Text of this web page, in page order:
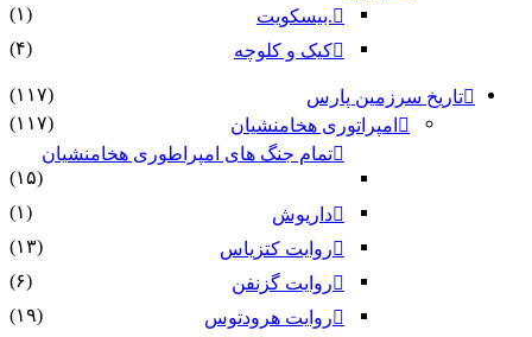
.بیسکویت
(۱)
کیک و کلوچه
(۴)
تاریخ سرزمین پارس
(۱۱۷)
امپراتوری هخامنشیان
(۱۱۷)
تمام جنگ های امپراطوری هخامنشیان
(۱۵)
داریوش
(۱)
روایت کتزیاس
(۱۳)
روایت گزنفن
(۶)
روایت هرودتوس
(۱۹)